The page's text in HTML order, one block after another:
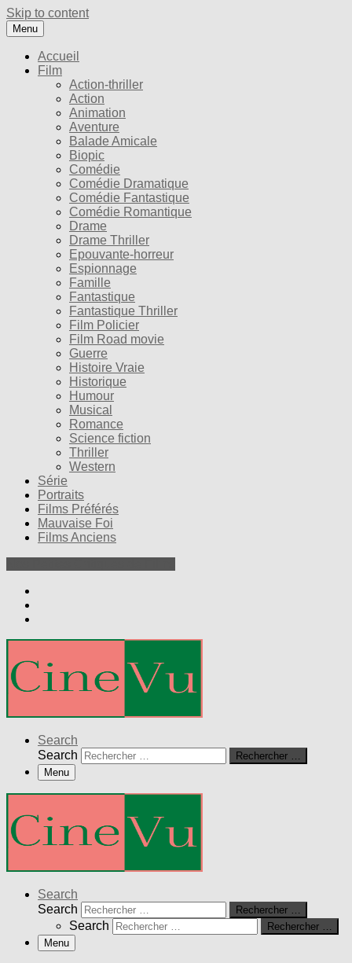
Skip to content
Menu
Accueil
Film
Action-thriller
Action
Animation
Aventure
Balade Amicale
Biopic
Comédie
Comédie Dramatique
Comédie Fantastique
Comédie Romantique
Drame
Drame Thriller
Epouvante-horreur
Espionnage
Famille
Fantastique
Fantastique Thriller
Film Policier
Film Road movie
Guerre
Histoire Vraie
Historique
Humour
Musical
Romance
Science fiction
Thriller
Western
Série
Portraits
Films Préférés
Mauvaise Foi
Films Anciens
Search
Search
Rechercher …
Menu
Search
Search
Rechercher …
Search
Rechercher …
Menu